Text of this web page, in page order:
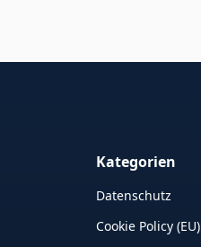
Kategorien
Datenschutz
Cookie Policy (EU)